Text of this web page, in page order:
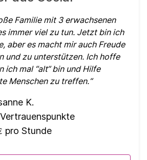
Familie mit 3 erwachsenen
immer viel zu tun. Jetzt bin ich
aber es macht mir auch Freude
und zu unterstützen. Ich hoffe
ich mal “alt“ bin und Hilfe
Menschen zu treffen.
K.
Vertrauenspunkte
pro Stunde